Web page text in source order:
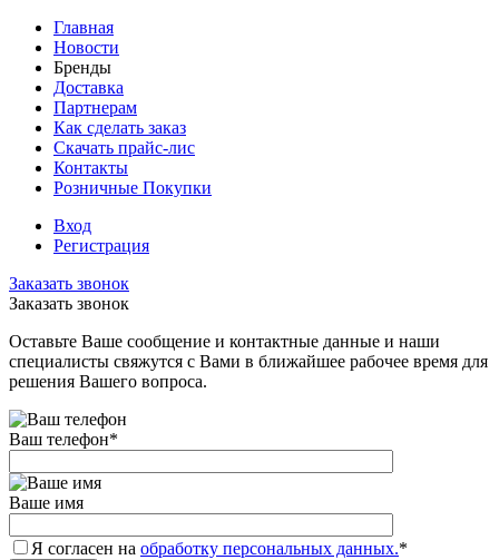
Главная
Новости
Бренды
Доставка
Партнерам
Как сделать заказ
Скачать прайс-лис
Контакты
Розничные Покупки
Вход
Регистрация
Заказать звонок
Заказать звонок
Оставьте Ваше сообщение и контактные данные и наши
специалисты свяжутся с Вами в ближайшее рабочее время для
решения Вашего вопроса.
Ваш телефон*
Ваше имя
Я согласен на обработку персональных данных.*